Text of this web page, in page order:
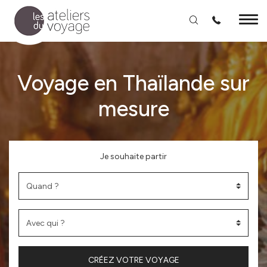
Aller au contenu principal
Voyage en Thaïlande sur
mesure
Je souhaite partir
CRÉEZ VOTRE VOYAGE